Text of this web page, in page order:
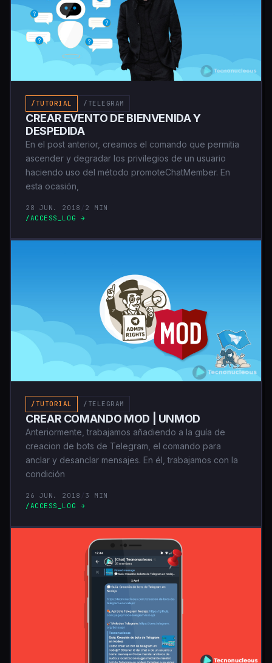
/TUTORIAL /TELEGRAM
CREAR EVENTO DE BIENVENIDA Y
DESPEDIDA
En el post anterior, creamos el comando que permitia
ascender y degradar los privilegios de un usuario
haciendo uso del método promoteChatMember. En
esta ocasión,
28 JUN. 2018
2 MIN
/ACCESS_LOG →
/TUTORIAL /TELEGRAM
CREAR COMANDO MOD | UNMOD
Anteriormente, trabajamos añadiendo a la guía de
creacion de bots de Telegram, el comando para
anclar y desanclar mensajes. En él, trabajamos con la
condición
26 JUN. 2018
3 MIN
/ACCESS_LOG →